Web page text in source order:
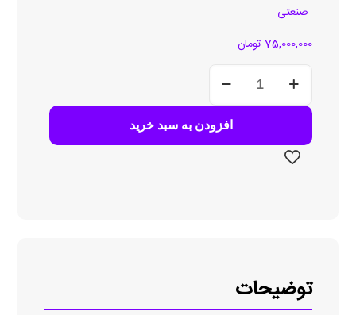
صنعتی
75,000,000 تومان
انکودر
DKS40-
E5L02000
عدد
افزودن به سبد خرید
توضیحات